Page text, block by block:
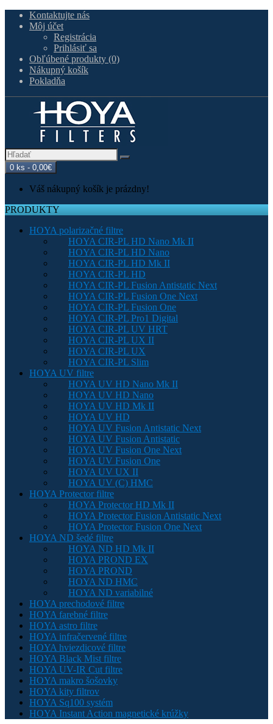
Kontaktujte nás
Môj účet
Registrácia
Prihlásiť sa
Obľúbené produkty (0)
Nákupný košík
Pokladňa
0 ks - 0,00€
Váš nákupný košík je prázdny!
PRODUKTY
HOYA polarizačné filtre
HOYA CIR-PL HD Nano Mk II
HOYA CIR-PL HD Nano
HOYA CIR-PL HD Mk II
HOYA CIR-PL HD
HOYA CIR-PL Fusion Antistatic Next
HOYA CIR-PL Fusion One Next
HOYA CIR-PL Fusion One
HOYA CIR-PL Pro1 Digital
HOYA CIR-PL UV HRT
HOYA CIR-PL UX II
HOYA CIR-PL UX
HOYA CIR-PL Slim
HOYA UV filtre
HOYA UV HD Nano Mk II
HOYA UV HD Nano
HOYA UV HD Mk II
HOYA UV HD
HOYA UV Fusion Antistatic Next
HOYA UV Fusion Antistatic
HOYA UV Fusion One Next
HOYA UV Fusion One
HOYA UV UX II
HOYA UV (C) HMC
HOYA Protector filtre
HOYA Protector HD Mk II
HOYA Protector Fusion Antistatic Next
HOYA Protector Fusion One Next
HOYA ND šedé filtre
HOYA ND HD Mk II
HOYA PROND EX
HOYA PROND
HOYA ND HMC
HOYA ND variabilné
HOYA prechodové filtre
HOYA farebné filtre
HOYA astro filtre
HOYA infračervené filtre
HOYA hviezdicové filtre
HOYA Black Mist filtre
HOYA UV-IR Cut filtre
HOYA makro šošovky
HOYA kity filtrov
HOYA Sq100 systém
HOYA Instant Action magnetické krúžky